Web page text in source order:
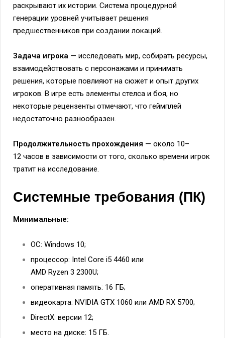
раскрывают их истории. Система процедурной
генерации уровней учитывает решения
предшественников при создании локаций.
Задача игрока — исследовать мир, собирать ресурсы,
взаимодействовать с персонажами и принимать
решения, которые повлияют на сюжет и опыт других
игроков. В игре есть элементы стелса и боя, но
некоторые рецензенты отмечают, что геймплей
недостаточно разнообразен.
Продолжительность прохождения — около 10–
12 часов в зависимости от того, сколько времени игрок
тратит на исследование.
Системные требования (ПК)
Минимальные:
ОС: Windows 10;
процессор: Intel Core i5 4460 или
AMD Ryzen 3 2300U;
оперативная память: 16 ГБ;
видеокарта: NVIDIA GTX 1060 или AMD RX 5700;
DirectX: версии 12;
место на диске: 15 ГБ.